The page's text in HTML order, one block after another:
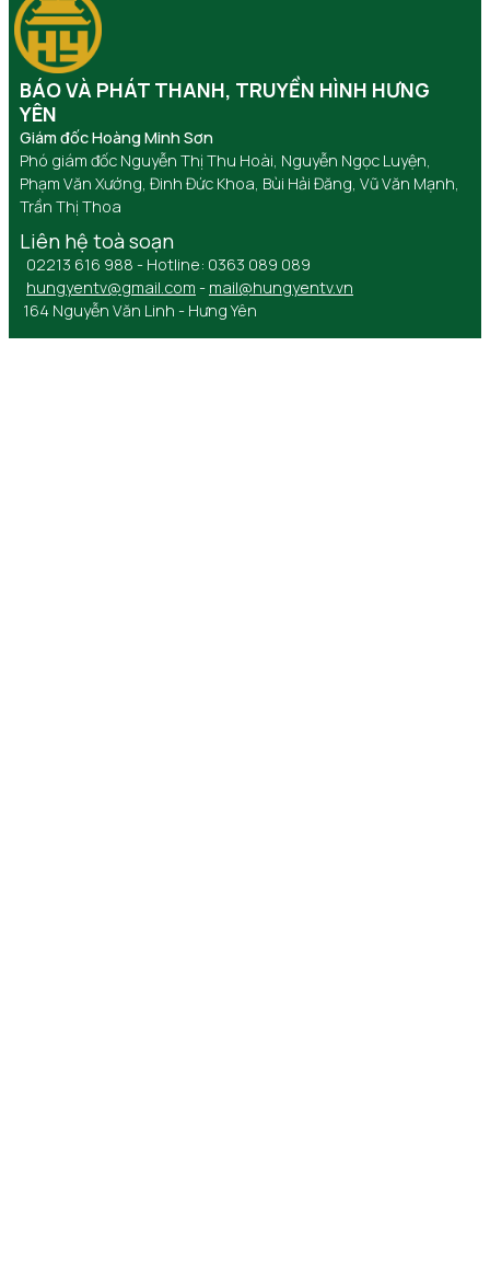
BÁO VÀ PHÁT THANH, TRUYỀN HÌNH HƯNG
YÊN
Giám đốc Hoàng Minh Sơn
Phó giám đốc Nguyễn Thị Thu Hoài, Nguyễn Ngọc Luyện,
Phạm Văn Xướng, Đinh Đức Khoa, Bùi Hải Đăng, Vũ Văn Mạnh,
Trần Thị Thoa
Liên hệ toà soạn
02213 616 988 - Hotline: 0363 089 089
hungyentv@gmail.com - mail@hungyentv.vn
164 Nguyễn Văn Linh - Hưng Yên